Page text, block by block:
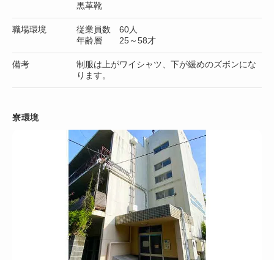
黒革靴
職場環境
従業員数 60人
年齢層 25～58才
備考
制服は上がワイシャツ、下が緩めのズボンにな
ります。
寮環境